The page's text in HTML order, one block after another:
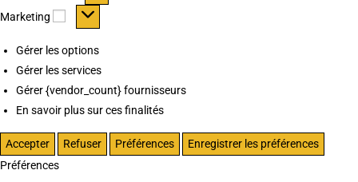
Marketing Marketing
Gérer les options
Gérer les services
Gérer {vendor_count} fournisseurs
En savoir plus sur ces finalités
Accepter Refuser Préférences
Enregistrer les préférences
Préférences